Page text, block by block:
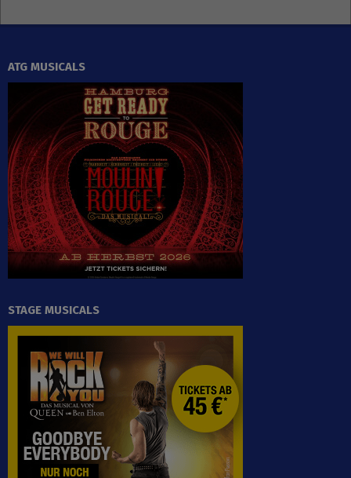
ATG MUSICALS
STAGE MUSICALS